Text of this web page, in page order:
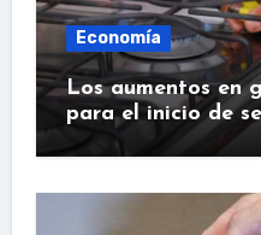
Economía
Los aumentos en
para el inicio de